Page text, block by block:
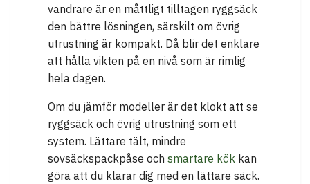
vandrare är en måttligt tilltagen ryggsäck
den bättre lösningen, särskilt om övrig
utrustning är kompakt. Då blir det enklare
att hålla vikten på en nivå som är rimlig
hela dagen.
Om du jämför modeller är det klokt att se
ryggsäck och övrig utrustning som ett
system. Lättare tält, mindre
sovsäckspackpåse och smartare kök kan
göra att du klarar dig med en lättare säck.